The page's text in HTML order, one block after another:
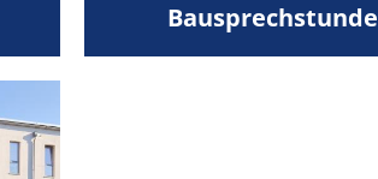
Bausprechstunde